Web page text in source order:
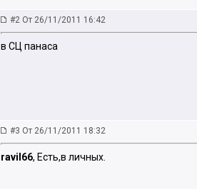
#2 От 26/11/2011 16:42
в СЦ панаса
#3 От 26/11/2011 18:32
ravil66, Есть,в личных.